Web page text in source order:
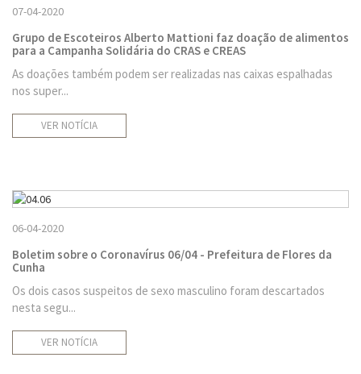
07-04-2020
Grupo de Escoteiros Alberto Mattioni faz doação de alimentos
para a Campanha Solidária do CRAS e CREAS
As doações também podem ser realizadas nas caixas espalhadas
nos super...
VER NOTÍCIA
06-04-2020
Boletim sobre o Coronavírus 06/04 - Prefeitura de Flores da
Cunha
Os dois casos suspeitos de sexo masculino foram descartados
nesta segu...
VER NOTÍCIA